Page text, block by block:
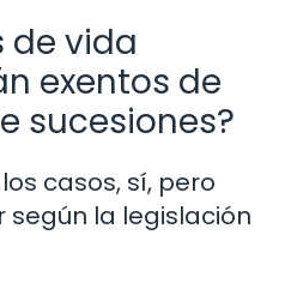
de vida
exentos de
sucesiones?
casos, sí, pero
según la legislación